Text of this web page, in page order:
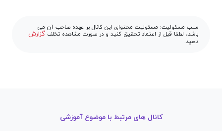
سلب مسئولیت: مسئولیت محتوای این کانال بر عهده صاحب آن می
باشد، لطفا قبل از اعتماد تحقیق کنید و در صورت مشاهده تخلف گزارش
دهید.
کانال های مرتبط با موضوع آموزشی